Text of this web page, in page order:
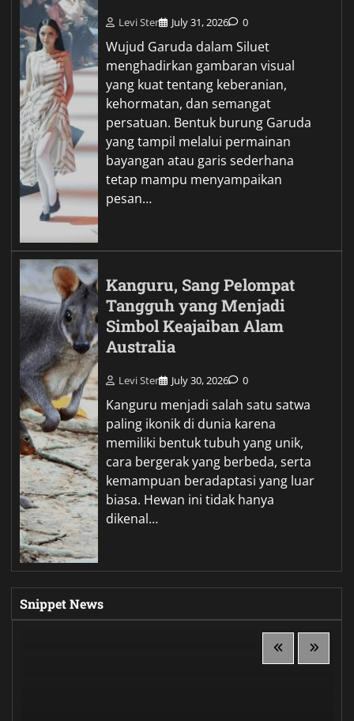
Levi Ster July 31, 2026 0
Wujud Garuda dalam Siluet
menghadirkan gambaran visual
yang kuat tentang keberanian,
kehormatan, dan semangat
persatuan. Bentuk burung Garuda
yang tampil melalui permainan
bayangan atau garis sederhana
tetap mampu menyampaikan
pesan…
Kanguru, Sang Pelompat
Tangguh yang Menjadi
Simbol Keajaiban Alam
Australia
Levi Ster July 30, 2026 0
Kanguru menjadi salah satu satwa
paling ikonik di dunia karena
memiliki bentuk tubuh yang unik,
cara bergerak yang berbeda, serta
kemampuan beradaptasi yang luar
biasa. Hewan ini tidak hanya
dikenal…
Snippet News